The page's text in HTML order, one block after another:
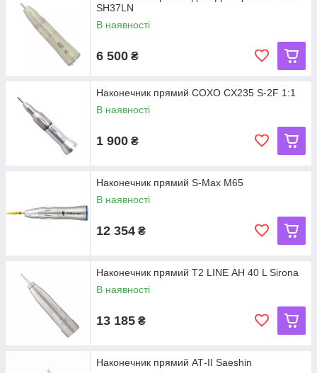
SH37LN
В наявності
6 500 ₴
Наконечник прямий COXO CX235 S-2F 1:1
В наявності
1 900 ₴
Наконечник прямий S-Max M65
В наявності
12 354 ₴
Наконечник прямий T2 LINE АН 40 L Sirona
В наявності
13 185 ₴
Наконечник прямий АТ-ІІ Saeshin